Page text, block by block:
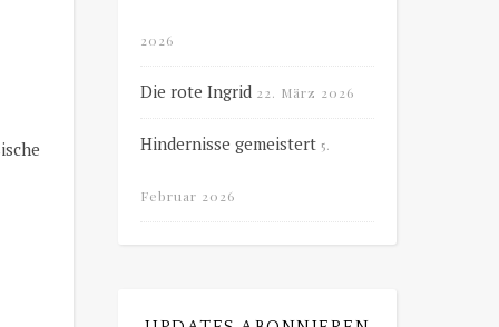
2026
Die rote Ingrid 22. März 2026
Hindernisse gemeistert 5.
Februar 2026